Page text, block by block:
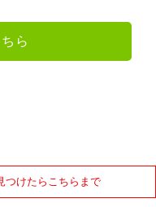
ら
つけたらこちらまで